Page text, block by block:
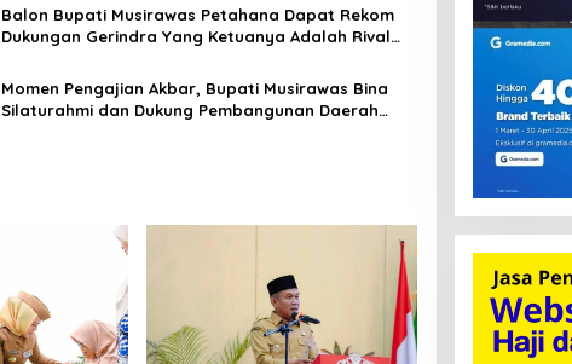
Balon Bupati Musirawas Petahana Dapat Rekom
Dukungan Gerindra Yang Ketuanya Adalah Rival
Momen Pengajian Akbar, Bupati Musirawas Bina
Silaturahmi dan Dukung Pembangunan Daerah